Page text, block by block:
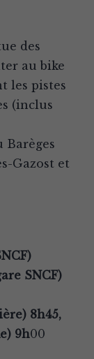
des
au bike
les pistes
(inclus
Barèges
Gazost et
SNCF)
8h45,
9h00